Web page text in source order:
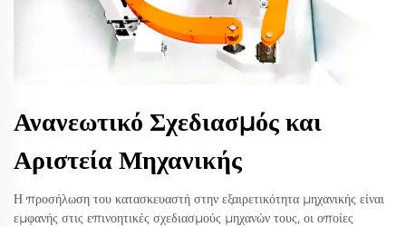
Ανανεωτικό Σχεδιασμός και
Αριστεία Μηχανικής
Η προσήλωση του κατασκευαστή στην εξαιρετικότητα μηχανικής είναι
εμφανής στις επινοητικές σχεδιασμούς μηχανών τους, οι οποίες